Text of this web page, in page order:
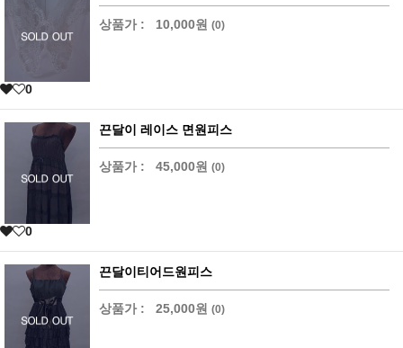
상품가 : 10,000원 (0)
0
끈달이 레이스 면원피스
상품가 : 45,000원 (0)
0
끈달이티어드원피스
상품가 : 25,000원 (0)